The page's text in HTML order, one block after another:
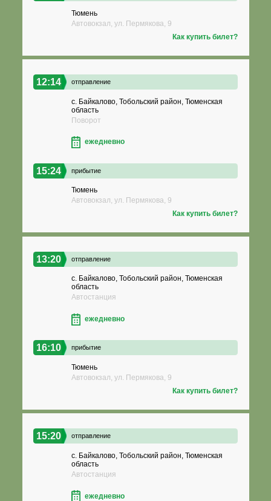
Тюмень
Автовокзал, ул. Пермякова, 9
Как купить билет?
12:14 отправление
с. Байкалово, Тобольский район, Тюменская
область
Поворот
ежедневно
15:24 прибытие
Тюмень
Автовокзал, ул. Пермякова, 9
Как купить билет?
13:20 отправление
с. Байкалово, Тобольский район, Тюменская
область
Автостанция
ежедневно
16:10 прибытие
Тюмень
Автовокзал, ул. Пермякова, 9
Как купить билет?
15:20 отправление
с. Байкалово, Тобольский район, Тюменская
область
Автостанция
ежедневно